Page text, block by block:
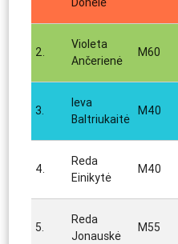
2.
Violeta
Ančerienė
M60
3.
Ieva
Baltriukaitė
M40
4.
Reda
Einikytė
M40
5.
Reda
Jonauskė
M55